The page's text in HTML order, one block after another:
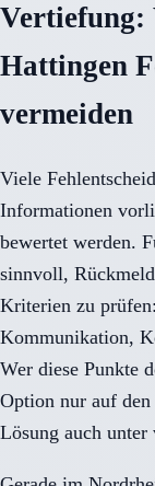
Vertiefung:
Hattingen
vermeiden
Viele
Informationen
bewertet werden.
sinnvoll,
Kriterien zu
Kommunikation,
Wer diese Punkte
Option nur auf
Lösung auch